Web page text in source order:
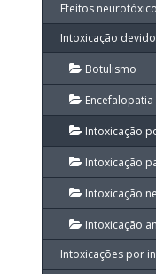
Efeitos
Intoxicação
Botulismo
Intoxicação
Intoxicação
Intoxicação
Intoxicação
Intoxicações por